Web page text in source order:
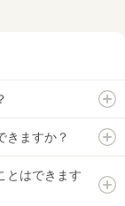
きますか？
とはできます